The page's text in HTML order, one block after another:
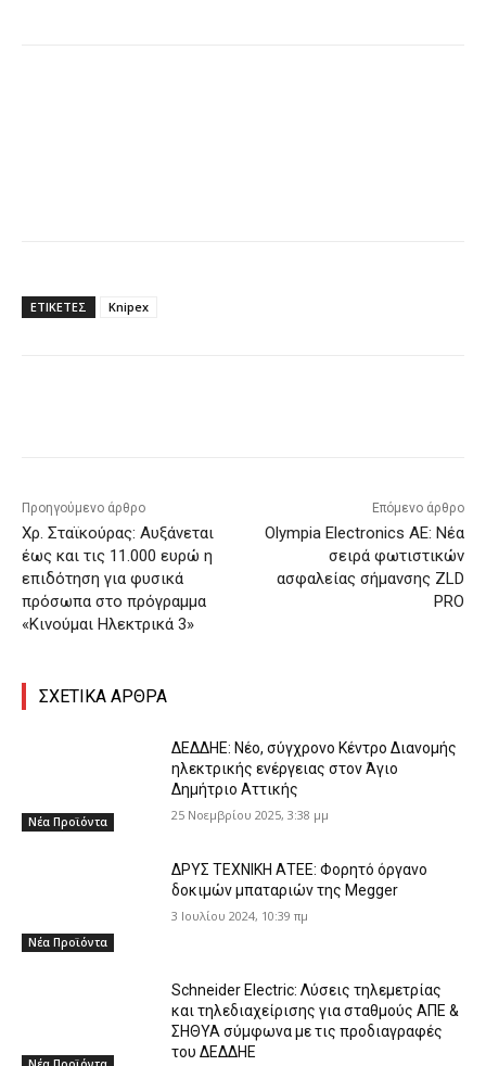
ΕΤΙΚΕΤΕΣ Knipex
Προηγούμενο άρθρο
Χρ. Σταϊκούρας: Αυξάνεται
έως και τις 11.000 ευρώ η
επιδότηση για φυσικά
πρόσωπα στο πρόγραμμα
«Κινούμαι Ηλεκτρικά 3»
Επόμενο άρθρο
Olympia Electronics ΑΕ: Νέα
σειρά φωτιστικών
ασφαλείας σήμανσης ZLD
PRO
ΣΧΕΤΙΚΑ ΑΡΘΡΑ
Νέα Προϊόντα
ΔΕΔΔΗΕ: Νέο, σύγχρονο Κέντρο Διανομής
ηλεκτρικής ενέργειας στον Άγιο
Δημήτριο Αττικής
25 Νοεμβρίου 2025, 3:38 μμ
Νέα Προϊόντα
ΔΡΥΣ ΤΕΧΝΙΚΗ ΑΤΕΕ: Φορητό όργανο
δοκιμών μπαταριών της Megger
3 Ιουλίου 2024, 10:39 πμ
Schneider Electric: Λύσεις τηλεμετρίας
και τηλεδιαχείρισης για σταθμούς ΑΠΕ &
ΣΗΘΥΑ σύμφωνα με τις προδιαγραφές
του ΔΕΔΔΗΕ